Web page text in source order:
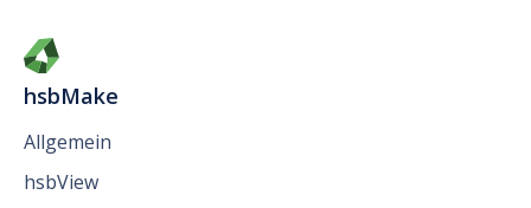
hsbMake
Allgemein
hsbView